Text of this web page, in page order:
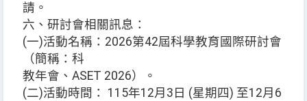
請。
六、研討會相關訊息：
(一)活動名稱：2026第42屆科學教育國際研討會
（簡稱：科
教年會、ASET 2026）。
(二)活動時間： 115年12月3日 (星期四) 至12月6